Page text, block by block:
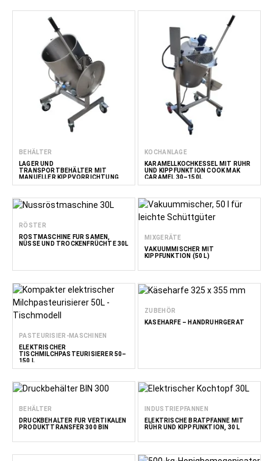
BEHÄLTER
LAGER UND
TRANSPORTBEHÄLTER MIT
MANUELLER KIPPVORRICHTUNG
MAK 30–150 L
KOCHANLAGE
KARAMELLKOCHKESSEL MIT RÜHR
UND KIPPFUNKTION COOK MAK
CARAMEL 30–150L
RÖSTER
RÖSTMASCHINE FÜR SAMEN,
NÜSSE UND TROCKENFRÜCHTE 30L
MIXGERÄTE
VAKUUMMISCHER MIT
KIPPFUNKTION (50 L)
PASTEURISIER-MASCHINEN
ELEKTRISCHER
TISCHMILCHPASTEURISIERER 50–
150 L
ZUBEHÖR
KÄSEHARFE – HANDRÜHRGERÄT
BEHÄLTER
DRUCKBEHÄLTER FÜR VERTIKALEN
PRODUKTTRANSFER 300 BIN
INDUSTRIEPFANNEN
ELEKTRISCHE BRATPFANNE MIT
RÜHR UND KIPPFUNKTION, 30 L